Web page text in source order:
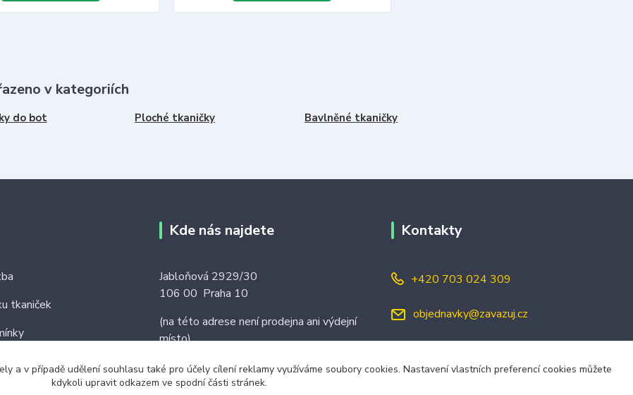
v kategoriích
do bot Ploché tkaničky Bavlněné tkaničky
tkaniček
Kde nás najdete
Jabloňová 2929/30
106 00 Praha 10
(na této adrese není prodejna ani výdejní
místo)
Kontakty
+420 703 024 309
objednavky@zavazuj.cz
a v případě udělení souhlasu také pro účely cílení reklamy využíváme soubory cookies. Nastavení vlastních preferencí cookies můžete
kdykoli upravit odkazem ve spodní části stránek.